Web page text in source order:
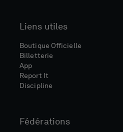
Liens utiles
Boutique Officielle
Billetterie
App
Report It
Discipline
Fédérations